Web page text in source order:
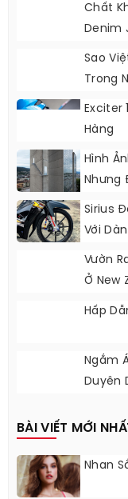
Chất
Denim
Sao
Trong
Exciter
Hàng
Hình
Nhưng
Sirius
Với
Vườn
Ở New
Hấp
Ngắm
Duyên
BÀI VIẾT MỚI
Nhan